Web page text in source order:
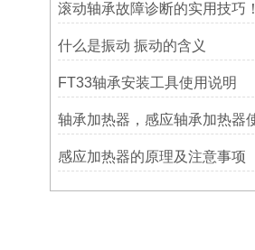
滚动轴承故障诊断的实用技巧！
什么是振动 振动的含义
FT33轴承安装工具使用说明
感应加热器的原理及注意事项